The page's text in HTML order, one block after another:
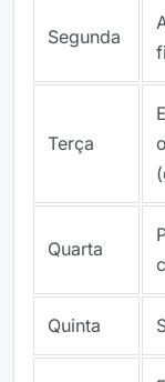
Segunda
Terça
Quarta
Quinta